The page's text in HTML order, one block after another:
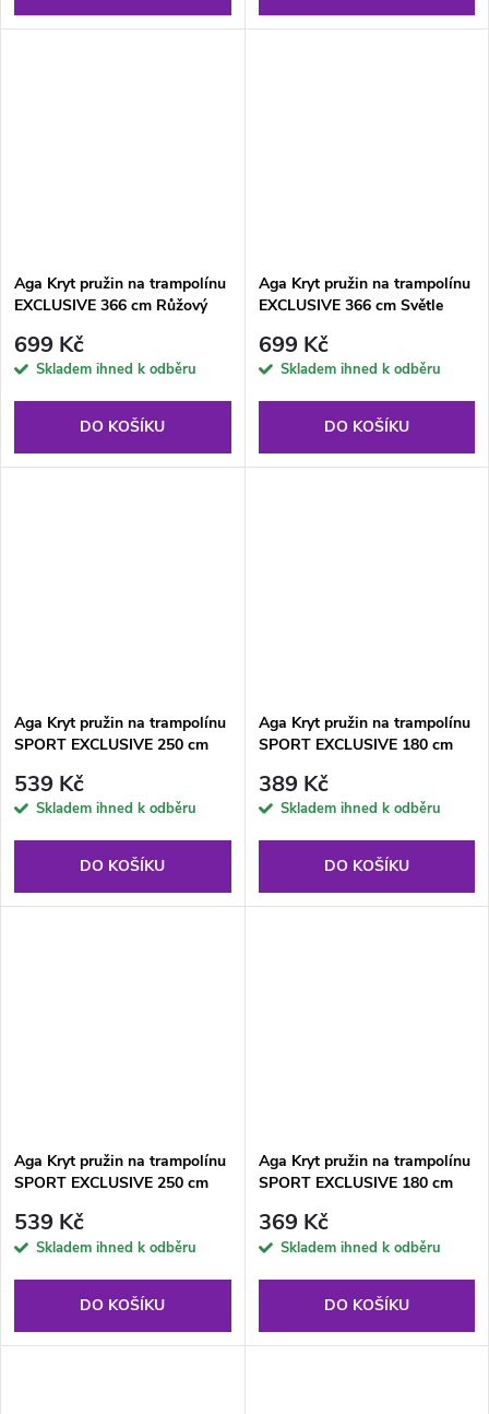
Aga Kryt pružin na trampolínu
EXCLUSIVE 366 cm Růžový
699 Kč
Skladem ihned k odběru
DO KOŠÍKU
Aga Kryt pružin na trampolínu
EXCLUSIVE 366 cm Světle
699 Kč
Skladem ihned k odběru
DO KOŠÍKU
Aga Kryt pružin na trampolínu
SPORT EXCLUSIVE 250 cm
539 Kč
Skladem ihned k odběru
DO KOŠÍKU
Aga Kryt pružin na trampolínu
SPORT EXCLUSIVE 180 cm
389 Kč
Skladem ihned k odběru
DO KOŠÍKU
Aga Kryt pružin na trampolínu
SPORT EXCLUSIVE 250 cm
539 Kč
Skladem ihned k odběru
DO KOŠÍKU
Aga Kryt pružin na trampolínu
SPORT EXCLUSIVE 180 cm
369 Kč
Skladem ihned k odběru
DO KOŠÍKU